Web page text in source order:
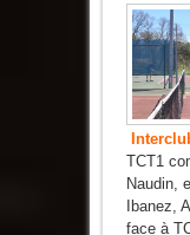
TCT1
Naudin,
Ibanez,
face à